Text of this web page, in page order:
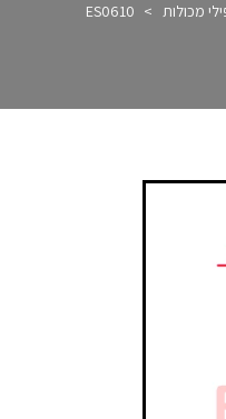
מכולות >
ES0610